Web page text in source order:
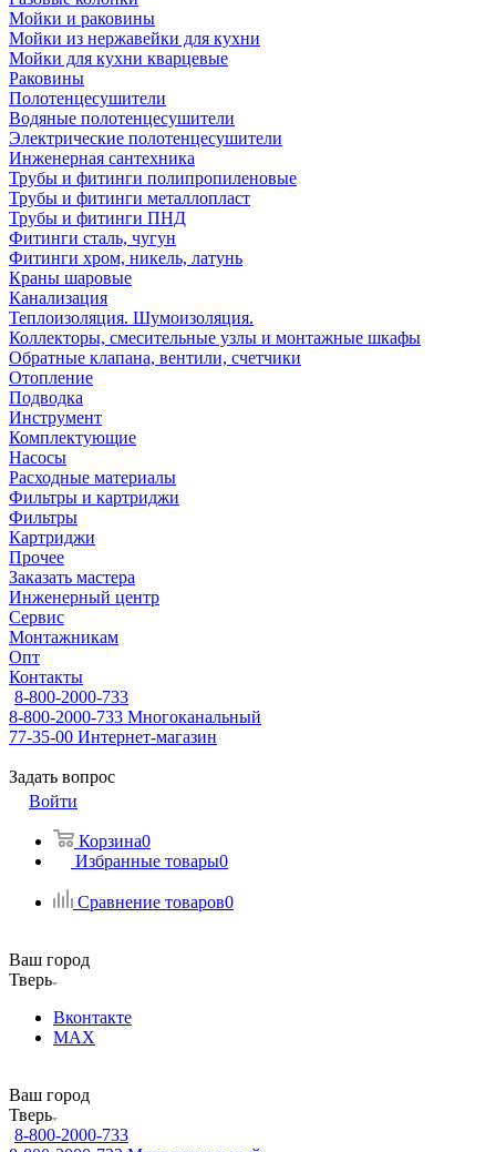
Мойки и раковины
Мойки из нержавейки для кухни
Мойки для кухни кварцевые
Раковины
Полотенцесушители
Водяные полотенцесушители
Электрические полотенцесушители
Инженерная сантехника
Трубы и фитинги полипропиленовые
Трубы и фитинги металлопласт
Трубы и фитинги ПНД
Фитинги сталь, чугун
Фитинги хром, никель, латунь
Краны шаровые
Канализация
Теплоизоляция. Шумоизоляция.
Коллекторы, смесительные узлы и монтажные шкафы
Обратные клапана, вентили, счетчики
Отопление
Подводка
Инструмент
Комплектующие
Насосы
Расходные материалы
Фильтры и картриджи
Фильтры
Картриджи
Прочее
Заказать мастера
Инженерный центр
Сервис
Монтажникам
Опт
Контакты
8-800-2000-733
8-800-2000-733 Многоканальный
77-35-00 Интернет-магазин
Задать вопрос
Войти
Корзина0
Избранные товары0
Сравнение товаров0
Ваш город
Тверь
Вконтакте
MAX
Ваш город
Тверь
8-800-2000-733